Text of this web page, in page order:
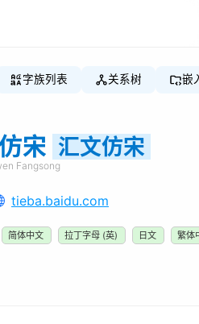
字族列表 关系树 嵌
宋 汇文仿宋
Fangsong
tieba.baidu.com
简体中文 拉丁字母 (英) 日文 繁体